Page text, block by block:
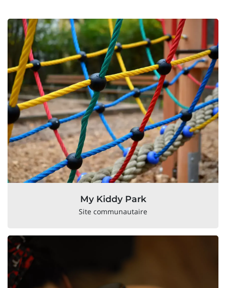
My Kiddy Park
Site communautaire